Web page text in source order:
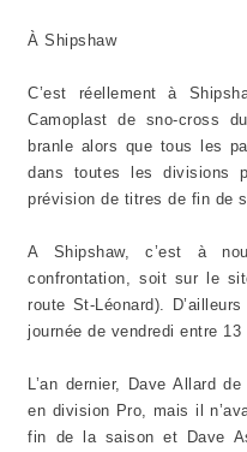
À Shipshaw
C’est réellement à
Camoplast de sno-cross
branle alors que tous les
dans toutes les divisions
prévision de titres de fin de
A Shipshaw, c’est à
confrontation, soit sur le
route St-Léonard).
journée de vendredi entre
L’an dernier, Dave Allard
en division Pro, mais il
fin de la saison et Dave